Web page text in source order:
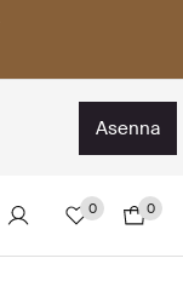
asenna
0 0